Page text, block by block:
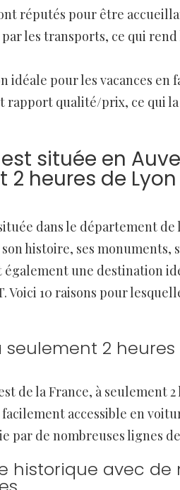
réputés pour être
les transports, ce qui
idéale pour les vacances en
rapport qualité/prix, ce qui
située en
2 heures de
dans le département
histoire, ses monuments,
une destination
Voici 10 raisons pour
seulement 2
de la France, à seulement
accessible en
par de nombreuses lignes
historique avec de